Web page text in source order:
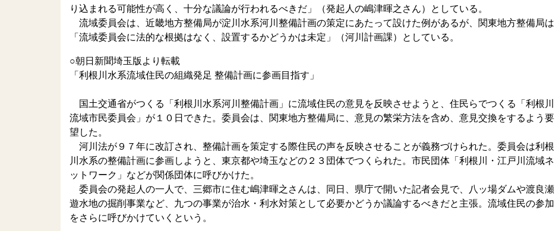
り込まれる可能性が高く、十分な議論が行われるべきだ」（発起人の嶋津暉之さん）としている。
流域委員会は、近畿地方整備局が淀川水系河川整備計画の策定にあたって設けた例があるが、関東地方整備局は
「流域委員会に法的な根拠はなく、設置するかどうかは未定」（河川計画課）としている。
○朝日新聞埼玉版より転載
「利根川水系流域住民の組織発足 整備計画に参画目指す」
国土交通省がつくる「利根川水系河川整備計画」に流域住民の意見を反映させようと、住民らでつくる「利根川
流域市民委員会」が１０日できた。委員会は、関東地方整備局に、意見の繁栄方法を含め、意見交換をするよう要
望した。
河川法が９７年に改訂され、整備計画を策定する際住民の声を反映させることが義務づけられた。委員会は利根
川水系の整備計画に参画しようと、東京都や埼玉などの２３団体でつくられた。市民団体「利根川・江戸川流域ネ
ットワーク」などが関係団体に呼びかけた。
委員会の発起人の一人で、三郷市に住む嶋津暉之さんは、同日、県庁で開いた記者会見で、八ッ場ダムや渡良瀬
遊水地の掘削事業など、九つの事業が治水・利水対策として必要かどうか議論するべきだと主張。流域住民の参加
をさらに呼びかけていくという。